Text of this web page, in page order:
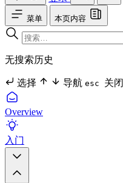
菜单 本页内容
无搜索历史
选择 导航 esc 关闭
Overview
入门